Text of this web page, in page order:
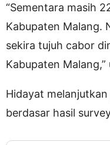
“Sementara masih
Kabupaten Malang.
sekira tujuh cabor
Kabupaten Malang,”
Hidayat
berdasar hasil